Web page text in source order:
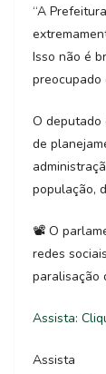
“A
Isso não é
preocupado
O deputado
de
população,
📽️ O
redes
paralisação
Assista:
Assista